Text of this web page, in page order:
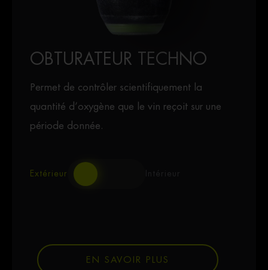
OBTURATEUR TECHNO
Permet de contrôler scientifiquement la
quantité d’oxygène que le vin reçoit sur une
période donnée.
Extérieur
EN SAVOIR PLUS